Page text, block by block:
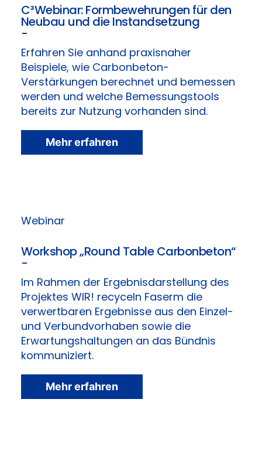
C³Webinar: Formbewehrungen für den
Neubau und die Instandsetzung
-
Erfahren Sie anhand praxisnaher
Beispiele, wie Carbonbeton-
Verstärkungen berechnet und bemessen
werden und welche Bemessungstools
bereits zur Nutzung vorhanden sind.
Mehr erfahren
Webinar
Workshop „Round Table Carbonbeton“
-
Im Rahmen der Ergebnisdarstellung des
Projektes WIR! recyceln Faserm die
verwertbaren Ergebnisse aus den Einzel-
und Verbundvorhaben sowie die
Erwartungshaltungen an das Bündnis
kommuniziert.
Mehr erfahren